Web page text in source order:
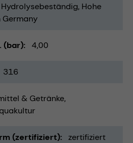
Hydrolysebeständig Hohe
Germany
(bar) 4,00
316
& Getränke
(zertifiziert)
zertifiziert